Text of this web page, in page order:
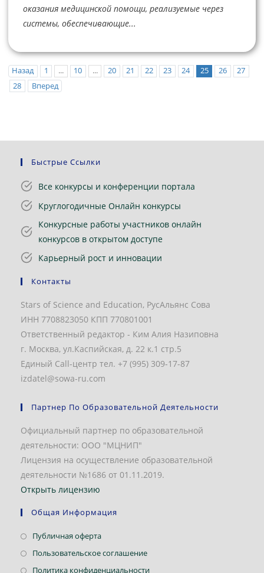
оказания медицинской помощи, реализуемые через
системы, обеспечивающие...
Назад 1 ... 10 ... 20 21 22 23 24 25 26
27
28
Вперед
Быстрые Ссылки
Все конкурсы и конференции портала
Круглогодичные Онлайн конкурсы
Конкурсные работы участников онлайн
конкурсов в открытом доступе
Карьерный рост и инновации
Контакты
Stars of Science and Education, РусАльянс Сова
ИНН 7708823050 КПП 770801001
Ответственный редактор - Ким Алия Назиповна
г. Москва, ул.Каспийская, д. 22 к.1 стр.5
Единый Call-центр тел. +7 (995) 309-17-87
izdatel@sowa-ru.com
Партнер По Образовательной Деятельности
Официальный партнер по образовательной
деятельности: ООО "МЦНИП"
Лицензия на осуществление образовательной
деятельности №1686 от 01.11.2019.
Открыть лицензию
Общая Информация
Публичная офертаОткроется
в
Пользовательское соглашениеОткроется
в
Политика конфиденциальностиОткроется